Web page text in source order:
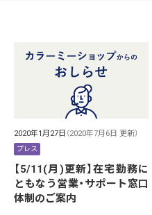
2020年1月27日 （2020年7月6日 更新）
プレス
【5/11(月)更新】在宅勤務に
ともなう営業・サポート窓口
体制のご案内